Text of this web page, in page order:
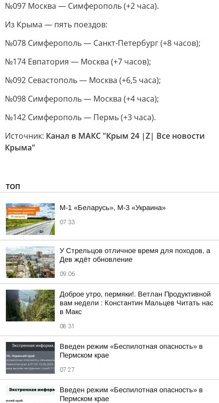
№097 Москва — Симферополь (+2 часа).
Из Крыма — пять поездов:
№078 Симферополь — Санкт-Петербург (+8 часов);
№174 Евпатория — Москва (+7 часов);
№092 Севастополь — Москва (+6,5 часа);
№098 Симферополь — Москва (+4 часа);
№142 Симферополь — Пермь (+3 часа).
Источник: Канал в МАКС "Крым 24 |Z| Все новости
Крыма"
ТОП
М-1 «Беларусь», М-3 «Украина»
07:33
У Стрельцов отличное время для походов, а
Дев ждёт обновление
09:06
Доброе утро, пермяки!. Ветлан Продуктивной
вам недели : Константин Мальцев Читать нас
в Макс
08:31
Введен режим «Беспилотная опасность» в
Пермском крае
07:27
Введен режим «Беспилотная опасность» в
Пермском крае